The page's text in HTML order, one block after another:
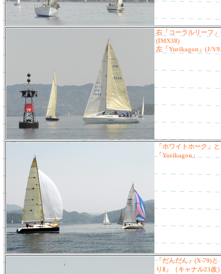
右「コーラルリーフ」
(IMX38)
左「Yurikagon」(J/
「ホワイトホーク」と
「Yurikagon」
「だんだん」(X-79)と
りⅡ」（キャナル23改